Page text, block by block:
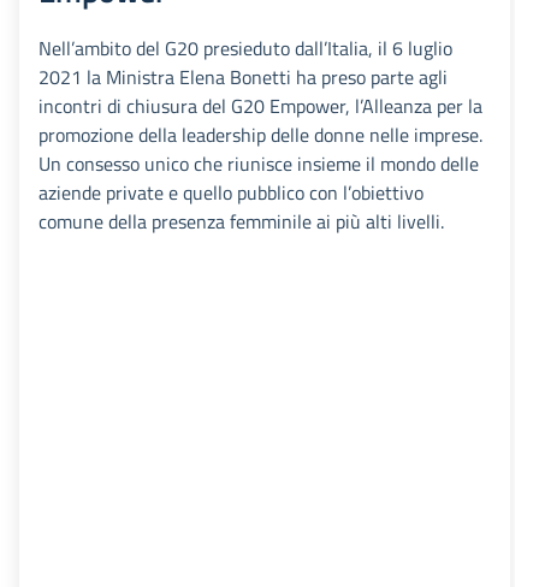
Nell’ambito del G20 presieduto dall’Italia, il 6 luglio
2021 la Ministra Elena Bonetti ha preso parte agli
incontri di chiusura del G20 Empower, l’Alleanza per la
promozione della leadership delle donne nelle imprese.
Un consesso unico che riunisce insieme il mondo delle
aziende private e quello pubblico con l’obiettivo
comune della presenza femminile ai più alti livelli.